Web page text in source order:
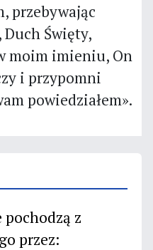
przebywając
Duch Święty,
moim imieniu, On
i przypomni
powiedziałem».
z
przez: